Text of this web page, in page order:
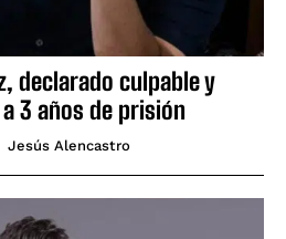
declarado culpable y
3 años de prisión
Jesús Alencastro